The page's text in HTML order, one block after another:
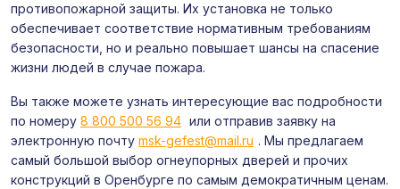
противопожарной защиты. Их установка не только
обеспечивает соответствие нормативным требованиям
безопасности, но и реально повышает шансы на спасение
жизни людей в случае пожара.
Вы также можете узнать интересующие вас подробности
по номеру 8 800 500 56 94 или отправив заявку на
электронную почту msk-gefest@mail.ru . Мы предлагаем
самый большой выбор огнеупорных дверей и прочих
конструкций в Оренбурге по самым демократичным ценам.